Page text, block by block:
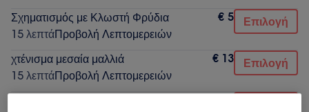
Σχηματισμός με Κλωστή Φρύδια
15 λεπτάΠροβολή Λεπτομερειών
€ 5 Επιλογή
χτένισμα μεσαία μαλλιά
15 λεπτάΠροβολή Λεπτομερειών
€ 13 Επιλογή